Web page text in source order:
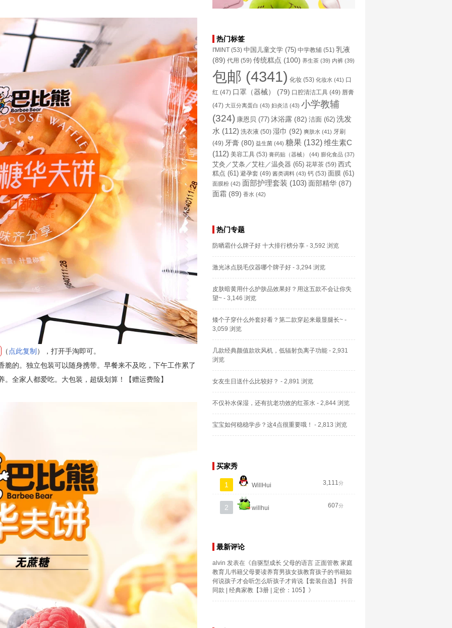
（ 点此复制 ），打开手淘即可。
脆的。独立包装可以随身携带。早餐来不及吃，下午工作累了
全家人都爱吃。大包装，超级划算！【赠运费险】
热门标签
I'MINT(53) 中国儿童文学(75) 中学教辅(51) 乳液
(89) 代用 (59) 传统糕点 (100) 养生茶(39) 内裤(39)
包邮 (4341) 化妆(53) 化妆水 (41) 口
红 (47) 口罩（器械） (79) 口腔清洁工具(49) 唇膏
(47) 大豆分离蛋白 (43) 妇炎洁(43) 小学教辅
(324) 康恩贝 (77) 沐浴露(82) 洁面 (62) 洗发
水 (112) 洗衣液 (50) 湿巾 (92) 爽肤水 (41) 牙刷
(49) 牙膏(80) 益生菌(44) 糖果(132)维生素C
(112) 美容工具(53) 膏药贴（器械） (44) 膨化食品(37)
艾灸／艾条／艾柱／温灸器 (65) 花草茶(59) 西式
糕点 (61) 避孕套 (49) 酱类调料(43) 钙(53) 面膜 (61)
面膜粉(42) 面部护理套装 (103) 面部精华(87)
面霜(89) 香水 (42)
热门专题
防晒霜什么牌子好 十大排行榜分享- 3,592 浏览
激光冰点脱毛仪器哪个牌子好- 3,294 浏览
皮肤暗黄用什么护肤品效果好？用这五款不会让你失
望~- 3,146 浏览
矮个子穿什么外套好看？第二款穿起来最显腿长~-
3,059 浏览
几款经典颜值款吹风机，低辐射负离子功能- 2,931
浏览
女友生日送什么比较好？ - 2,891 浏览
不仅补水保湿，还有抗老功效的红茶水- 2,844 浏览
宝宝如何稳稳学步？这4点很重要哦！ - 2,813 浏览
买家秀
1 WillHui 3,111分
2 willhui 607分
最新评论
alvin 发表在《自驱型成长 父母的语言 正面管教 家庭
教育儿书籍父母要读养育男孩女孩教育孩子的书籍如
何说孩子才会听怎么听孩子才肯说【套装自选】 抖音
同款 | 经典家教【3册 | 定价：105】 》